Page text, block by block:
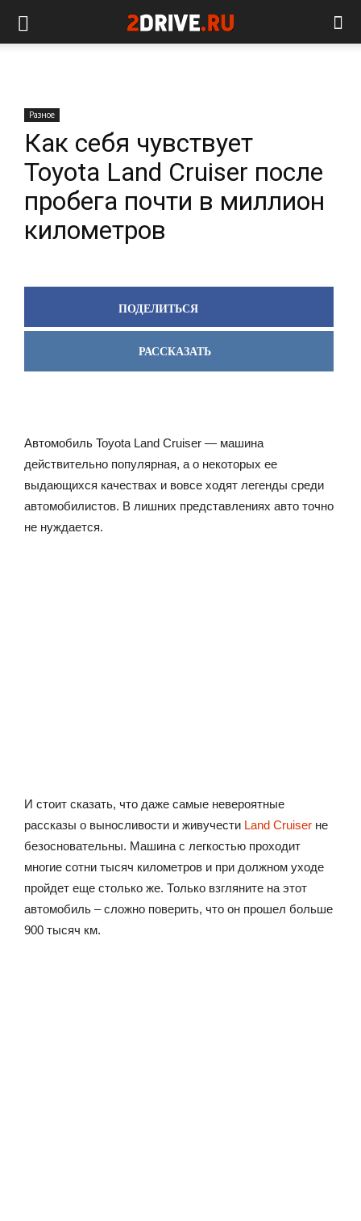
Разное
Как себя чувствует
Toyota Land Cruiser после
пробега почти в миллион
километров
ПОДЕЛИТЬСЯ
РАССКАЗАТЬ
Автомобиль Toyota Land Cruiser — машина
действительно популярная, а о некоторых ее
выдающихся качествах и вовсе ходят легенды среди
автомобилистов. В лишних представлениях авто точно
не нуждается.
И стоит сказать, что даже самые невероятные
рассказы о выносливости и живучести Land Cruiser не
безосновательны. Машина с легкостью проходит
многие сотни тысяч километров и при должном уходе
пройдет еще столько же. Только взгляните на этот
автомобиль – сложно поверить, что он прошел больше
900 тысяч км.